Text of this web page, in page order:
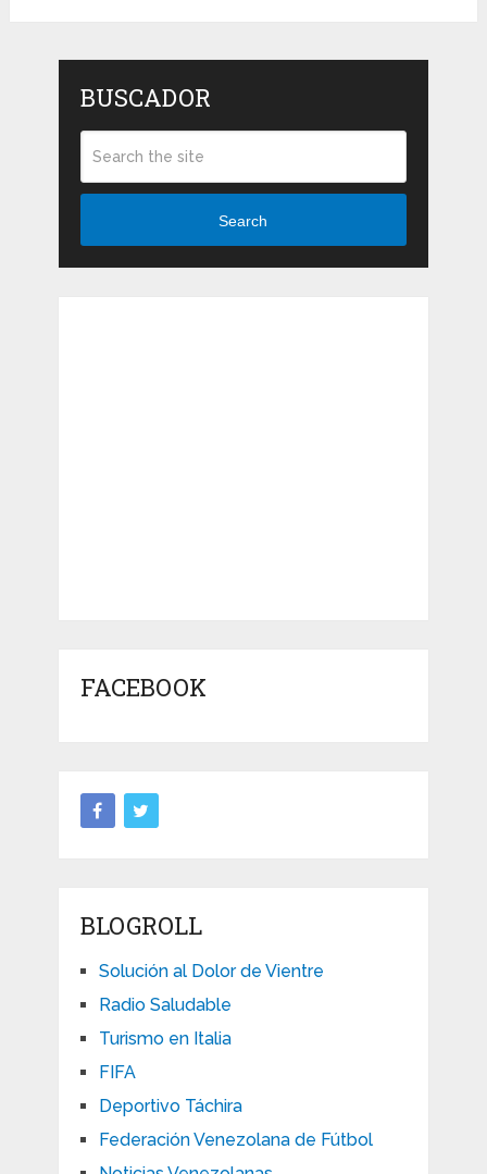
BUSCADOR
Search
FACEBOOK
BLOGROLL
Solución al Dolor de Vientre
Radio Saludable
Turismo en Italia
FIFA
Deportivo Táchira
Federación Venezolana de Fútbol